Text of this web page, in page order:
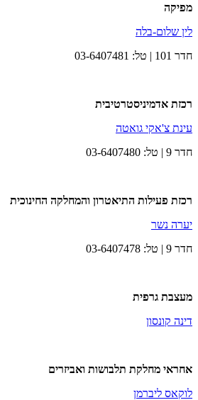
מפיקה
לין שלום-בלה
חדר 101 | טל: 03-6407481​
רכזת אדמיניסטרטיבית
עינת צ'אקי גואטה
חדר 9 | טל: 03-6407480
רכזת פעילות התיאטרון והמחלקה החינוכית
יערה נשר
חדר 9​​​​ | טל: 03-6407478
​​מעצבת גרפית
דינה קונסון
אחראי מחלקת תלבושות ואביזרים
לוקאס ליברמן